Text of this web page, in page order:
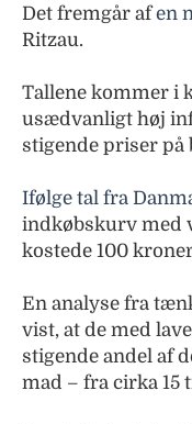
Det fremgår afen
Ritzau.
Tallene kommer i
usædvanligt høj
stigende priser på
Ifølge tal fra
indkøbskurv med
kostede 100
En analyse fra
vist, at de med
stigende andel af
mad – fra cirka 15